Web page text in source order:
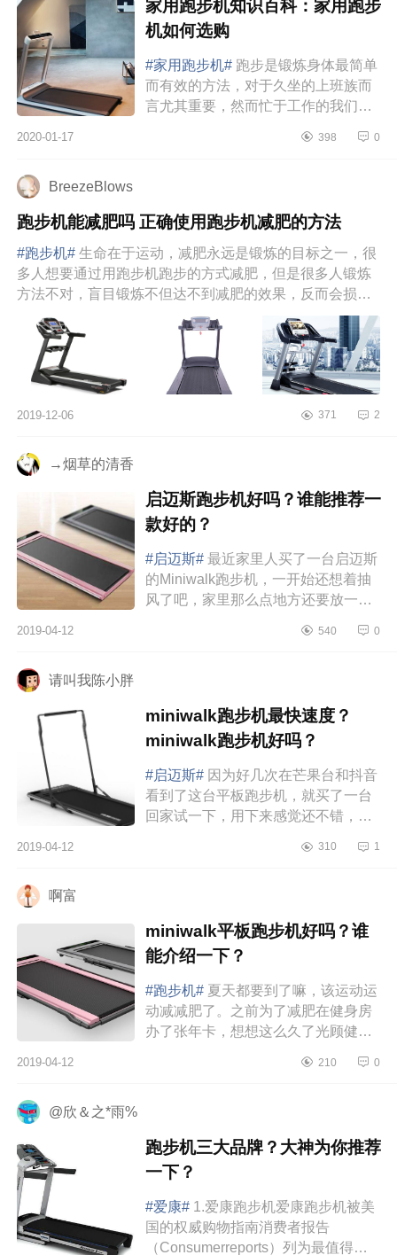
家用跑步机知识百科：家用跑步
机如何选购
#家用跑步机# 跑步是锻炼身体最简单
而有效的方法，对于久坐的上班族而
言尤其重要，然而忙于工作的我们有
做，更别说去健身房了，因此给家里
2020-01-17 398 0
BreezeBlows
跑步机能减肥吗 正确使用跑步机减肥的方法
#跑步机# 生命在于运动，减肥永远是锻炼的目标之一，很
多人想要通过用跑步机跑步的方式减肥，但是很多人锻炼
方法不对，盲目锻炼不但达不到减肥的效果，反而会损害
身体，如果你的目标...
2019-12-06 371 2
→烟草的清香
启迈斯跑步机好吗？谁能推荐一
款好的？
#启迈斯# 最近家里人买了一台启迈斯
的Miniwalk跑步机，一开始还想着抽
风了吧，家里那么点地方还要放一台
了，怎么只有一块版。打开快递时...
2019-04-12 540 0
请叫我陈小胖
miniwalk跑步机最快速度？
miniwalk跑步机好吗？
#启迈斯# 因为好几次在芒果台和抖音
看到了这台平板跑步机，就买了一台
回家试一下，用下来感觉还不错，自
考一下。作为价位在2000元出头的...
2019-04-12 310 1
啊富
miniwalk平板跑步机好吗？谁
能介绍一下？
#跑步机# 夏天都要到了嘛，该运动运
动减减肥了。之前为了减肥在健身房
办了张年卡，想想这么久了光顾健身
加班到很晚，就不太想去了，办了...
2019-04-12 210 0
@欣＆之*雨%
跑步机三大品牌？大神为你推荐
一下？
#爱康# 1.爱康跑步机爱康跑步机被美
国的权威购物指南消费者报告
（Consumerreports）列为最值得购